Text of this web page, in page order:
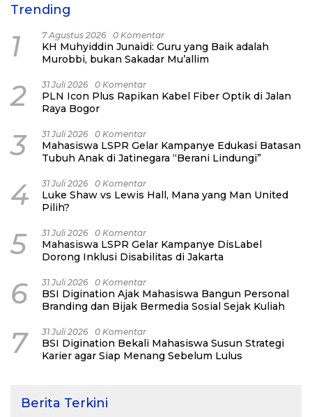
Trending
1 7 Agustus 2026 0 Komentar
KH Muhyiddin Junaidi: Guru yang Baik adalah
Murobbi, bukan Sakadar Mu’allim
2 31 Juli 2026 0 Komentar
PLN Icon Plus Rapikan Kabel Fiber Optik di Jalan
Raya Bogor
3 31 Juli 2026 0 Komentar
Mahasiswa LSPR Gelar Kampanye Edukasi Batasan
Tubuh Anak di Jatinegara “Berani Lindungi”
4 31 Juli 2026 0 Komentar
Luke Shaw vs Lewis Hall, Mana yang Man United
Pilih?
5 31 Juli 2026 0 Komentar
Mahasiswa LSPR Gelar Kampanye DisLabel
Dorong Inklusi Disabilitas di Jakarta
6 31 Juli 2026 0 Komentar
BSI Digination Ajak Mahasiswa Bangun Personal
Branding dan Bijak Bermedia Sosial Sejak Kuliah
7 31 Juli 2026 0 Komentar
BSI Digination Bekali Mahasiswa Susun Strategi
Karier agar Siap Menang Sebelum Lulus
Berita Terkini